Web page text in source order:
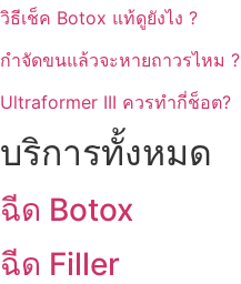
วิธีเช็ค Botox แท้ดูยังไง ?
กำจัดขนแล้วจะหายถาวรไหม ?
Ultraformer III ควรทำกี่ช็อต?
บริการทั้งหมด
ฉีด Botox
ฉีด Filler